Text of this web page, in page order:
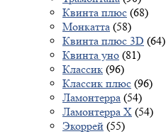
Квинта плюс (68)
Монкатта (58)
Квинта плюс 3D (64)
Квинта уно (81)
Классик (96)
Классик плюс (96)
Ламонтерра (54)
Ламонтерра X (54)
Экоррей (55)